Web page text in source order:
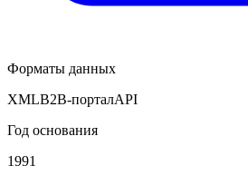
Форматы данных
XMLB2B-порталAPI
Год основания
1991